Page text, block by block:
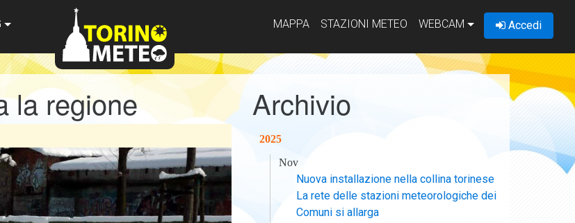
MAPPA STAZIONI METEO WEBCAM Accedi
la regione Archivio
2025
Nov
Nuova installazione nella collina torinese
La rete delle stazioni meteorologiche dei
Comuni si allarga